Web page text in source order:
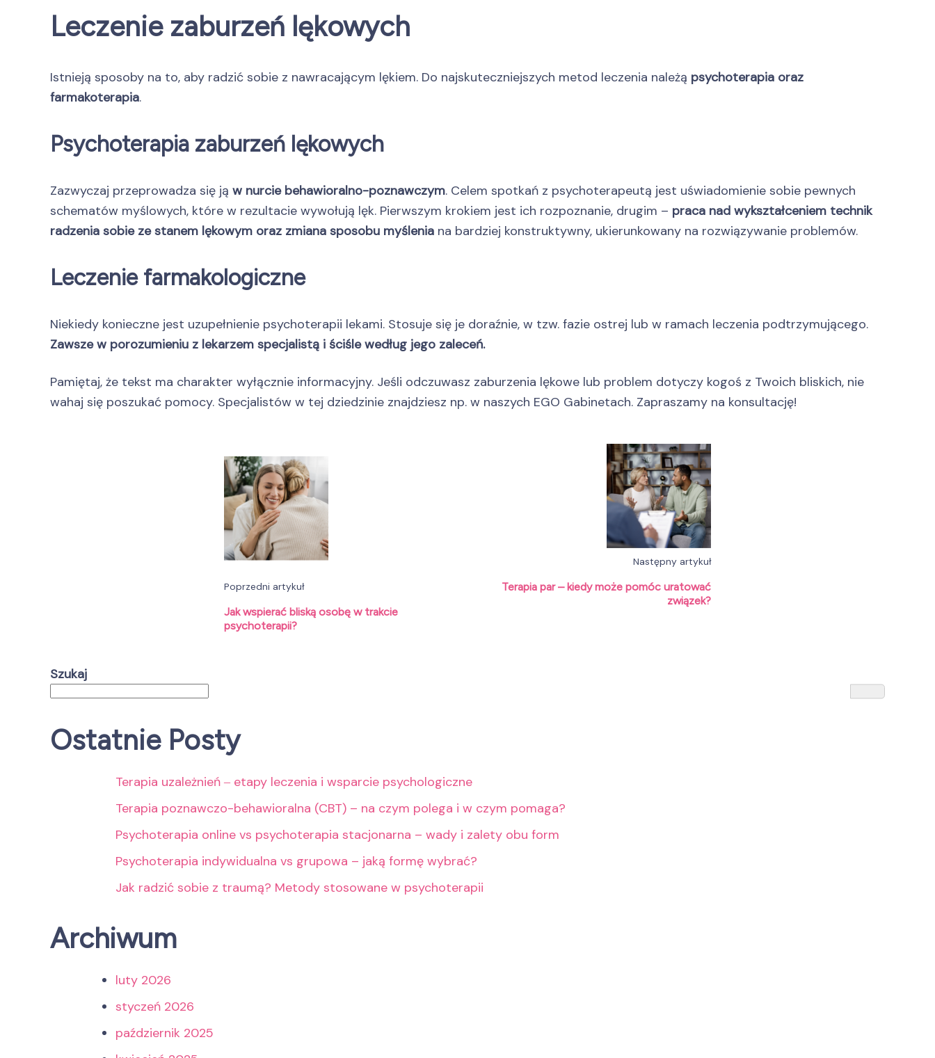
Leczenie zaburzeń lękowych
Istnieją sposoby na to, aby radzić sobie z nawracającym lękiem. Do najskuteczniejszych metod leczenia należą psychoterapia oraz
farmakoterapia.
Psychoterapia zaburzeń lękowych
Zazwyczaj przeprowadza się ją w nurcie behawioralno-poznawczym. Celem spotkań z psychoterapeutą jest uświadomienie sobie pewnych
schematów myślowych, które w rezultacie wywołują lęk. Pierwszym krokiem jest ich rozpoznanie, drugim – praca nad wykształceniem technik
radzenia sobie ze stanem lękowym oraz zmiana sposobu myślenia na bardziej konstruktywny, ukierunkowany na rozwiązywanie problemów.
Leczenie farmakologiczne
Niekiedy konieczne jest uzupełnienie psychoterapii lekami. Stosuje się je doraźnie, w tzw. fazie ostrej lub w ramach leczenia podtrzymującego.
Zawsze w porozumieniu z lekarzem specjalistą i ściśle według jego zaleceń.
Pamiętaj, że tekst ma charakter wyłącznie informacyjny. Jeśli odczuwasz zaburzenia lękowe lub problem dotyczy kogoś z Twoich bliskich, nie
wahaj się poszukać pomocy. Specjalistów w tej dziedzinie znajdziesz np. w naszych EGO Gabinetach. Zapraszamy na konsultację!
Nawigacja
wpisu
Poprzedni artykuł
Jak wspierać bliską osobę w trakcie
psychoterapii?
Następny artykuł
Terapia par – kiedy może pomóc uratować
związek?
Szukaj
Ostatnie Posty
Terapia uzależnień ‒ etapy leczenia i wsparcie psychologiczne
Terapia poznawczo-behawioralna (CBT) – na czym polega i w czym pomaga?
Psychoterapia online vs psychoterapia stacjonarna – wady i zalety obu form
Psychoterapia indywidualna vs grupowa – jaką formę wybrać?
Jak radzić sobie z traumą? Metody stosowane w psychoterapii
Archiwum
luty 2026
styczeń 2026
październik 2025